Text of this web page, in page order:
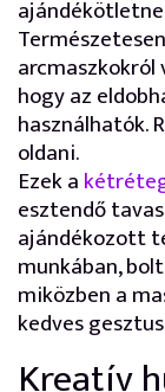
arcmaszkokról
hogy az
használhatók.
oldani.
Ezek a
esztendő
ajándékozott
munkában,
miközben a
kedves